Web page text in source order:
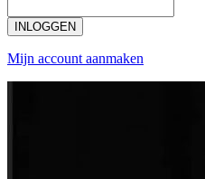
INLOGGEN
Mijn account aanmaken